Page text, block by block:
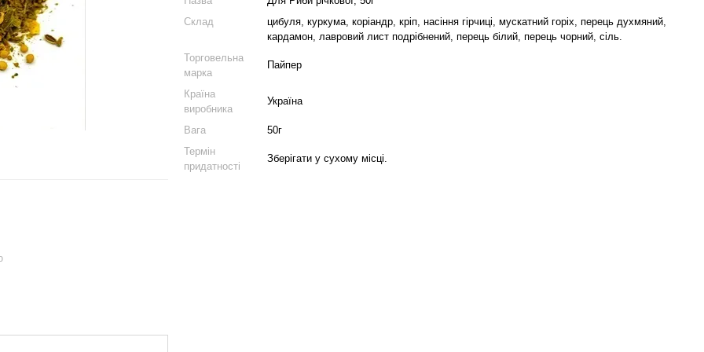
Склад
цибуля, куркума, коріандр, кріп, насіння гірчиці, мускатний горіх, перець духмяний,
кардамон, лавровий лист подрібнений, перець білий, перець чорний, сіль.
Торговельна
марка
Пайпер
Країна
виробника
Україна
Вага
50г
Термін
придатності
Зберігати у сухому місці.